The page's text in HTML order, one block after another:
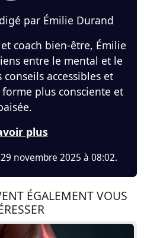
par Émilie Durand
coach bien-être, Émilie
entre le mental et le
accessibles et
plus consciente et
plus
novembre 2025 à 08:02.
ÉGALEMENT VOUS